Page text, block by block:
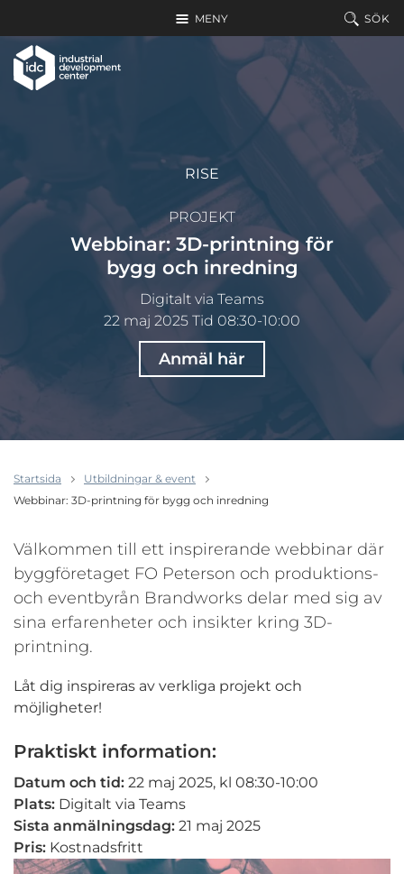
MENY SÖK
RISE
PROJEKT
Webbinar: 3D-printning för
bygg och inredning
Digitalt via Teams
22 maj 2025 Tid 08:30-10:00
Anmäl här
Startsida
Utbildningar & event
Webbinar: 3D-printning för bygg och inredning
Välkommen till ett inspirerande webbinar där
byggföretaget FO Peterson och produktions-
och eventbyrån Brandworks delar med sig av
sina erfarenheter och insikter kring 3D-
printning.
Låt dig inspireras av verkliga projekt och
möjligheter!
Praktiskt information:
Datum och tid: 22 maj 2025, kl 08:30-10:00
Plats: Digitalt via Teams
Sista anmälningsdag: 21 maj 2025
Pris: Kostnadsfritt